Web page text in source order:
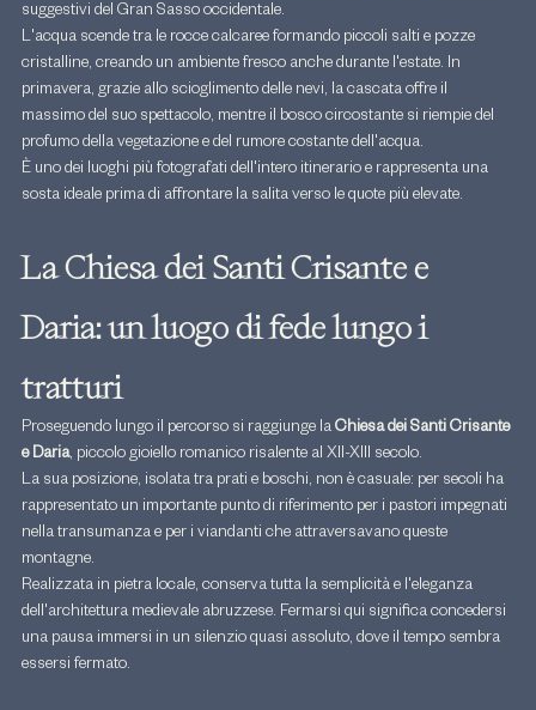
suggestivi del Gran Sasso occidentale.
L'acqua scende tra le rocce calcaree formando piccoli salti e pozze
cristalline, creando un ambiente fresco anche durante l'estate. In
primavera, grazie allo scioglimento delle nevi, la cascata offre il
massimo del suo spettacolo, mentre il bosco circostante si riempie del
profumo della vegetazione e del rumore costante dell'acqua.
È uno dei luoghi più fotografati dell'intero itinerario e rappresenta una
sosta ideale prima di affrontare la salita verso le quote più elevate.
La Chiesa dei Santi Crisante e
Daria: un luogo di fede lungo i
tratturi
Proseguendo lungo il percorso si raggiunge la Chiesa dei Santi Crisante
e Daria, piccolo gioiello romanico risalente al XII-XIII secolo.
La sua posizione, isolata tra prati e boschi, non è casuale: per secoli ha
rappresentato un importante punto di riferimento per i pastori impegnati
nella transumanza e per i viandanti che attraversavano queste
montagne.
Realizzata in pietra locale, conserva tutta la semplicità e l'eleganza
dell'architettura medievale abruzzese. Fermarsi qui significa concedersi
una pausa immersi in un silenzio quasi assoluto, dove il tempo sembra
essersi fermato.